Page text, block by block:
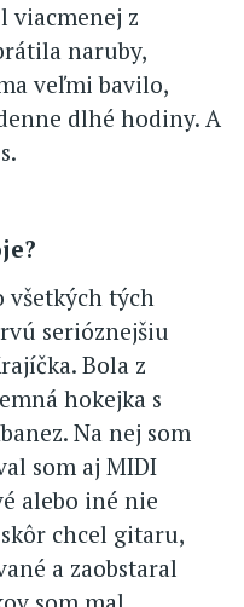
viacmenej z
naruby,
veľmi bavilo,
dlhé hodiny. A
všetkých tých
serióznejšiu
Bola z
hokejka s
Na nej som
som aj MIDI
alebo iné nie
chcel gitaru,
a zaobstaral